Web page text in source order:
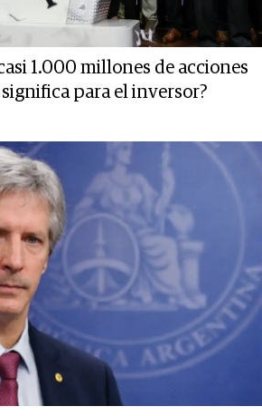
1.000 millones de acciones
significa para el inversor?